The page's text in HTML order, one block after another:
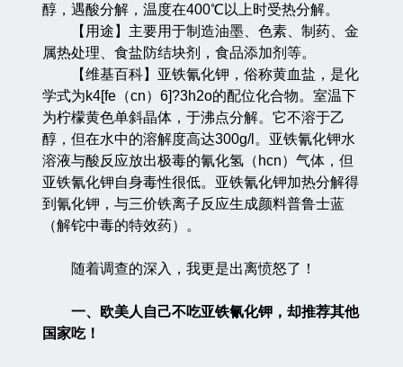
醇，遇酸分解，温度在400℃以上时受热分解。
【用途】主要用于制造油墨、色素、制药、金
属热处理、食盐防结块剂，食品添加剂等。
【维基百科】亚铁氰化钾，俗称黄血盐，是化
学式为k4[fe（cn）6]?3h2o的配位化合物。室温下
为柠檬黄色单斜晶体，于沸点分解。它不溶于乙
醇，但在水中的溶解度高达300g/l。亚铁氰化钾水
溶液与酸反应放出极毒的氰化氢（hcn）气体，但
亚铁氰化钾自身毒性很低。亚铁氰化钾加热分解得
到氰化钾，与三价铁离子反应生成颜料普鲁士蓝
（解铊中毒的特效药）。
随着调查的深入，我更是出离愤怒了！
一、欧美人自己不吃亚铁氰化钾，却推荐其他
国家吃！